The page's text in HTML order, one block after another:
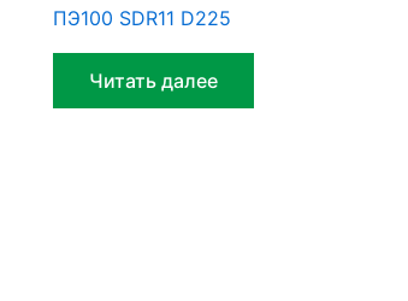
ПЭ100 SDR11 D225
Читать далее